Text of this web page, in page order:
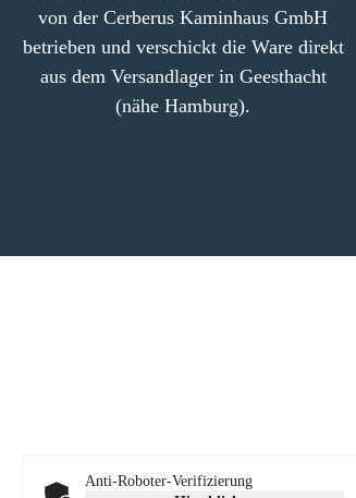
von der Cerberus Kaminhaus GmbH
betrieben und verschickt die Ware direkt
aus dem Versandlager in Geesthacht
(nähe Hamburg).
Anti-Roboter-Verifizierung